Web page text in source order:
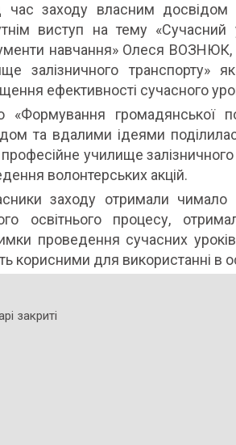
час заходу власним досвідом
виступ на тему «Сучасний
навчання» Олеся
залізничного транспорту»
ефективності сучасного
«Формування громадянської
та вдалими ідеями
училище залізничного
волонтерських акцій.
заходу отримали чимало
освітнього процесу,
проведення сучасних
корисними для використанні в
закриті